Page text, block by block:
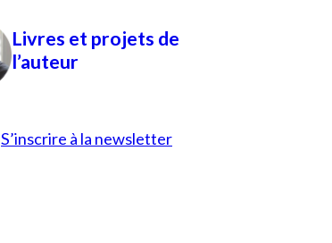
Livres et projets de
l’auteur
S’inscrire à la newsletter